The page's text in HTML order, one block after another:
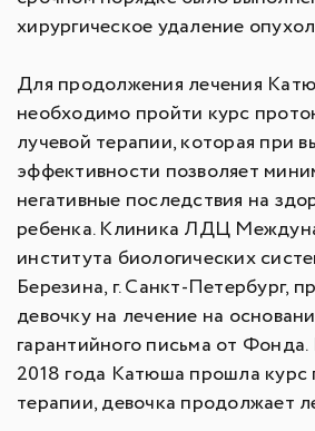
хирургическое удаление
Для продолжения лечения
необходимо пройти курс
лучевой терапии, которая при
эффективности позволяет
негативные последствия на
ребенка. Клиника ЛДЦ
института биологических
Березина, г. Санкт-Петербург,
девочку на лечение на
гарантийного письма от
2018 года Катюша прошла курс
терапии, девочка продолжает